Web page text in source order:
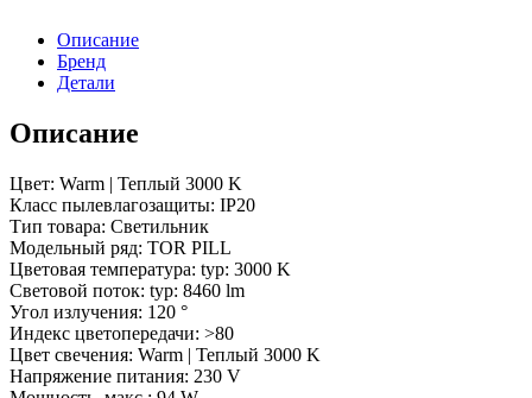
deg)
(Arlight,
IP20
3
Описание
Бренд
Детали
Описание
Цвет: Warm | Теплый 3000 K
Класс пылевлагозащиты: IP20
Тип товара: Светильник
Модельный ряд: TOR PILL
Цветовая температура: typ: 3000 K
Световой поток: typ: 8460 lm
Угол излучения: 120 °
Индекс цветопередачи: >80
Цвет свечения: Warm | Теплый 3000 K
Напряжение питания: 230 V